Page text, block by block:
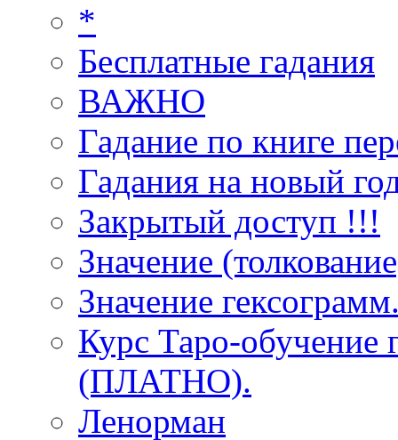
*
Бесплатные гадания
ВАЖНО
Гадание по книге
Гадания на новый
Закрытый доступ !!!
Значение
Значение
Курс Таро-обучение
(ПЛАТНО).
Ленорман